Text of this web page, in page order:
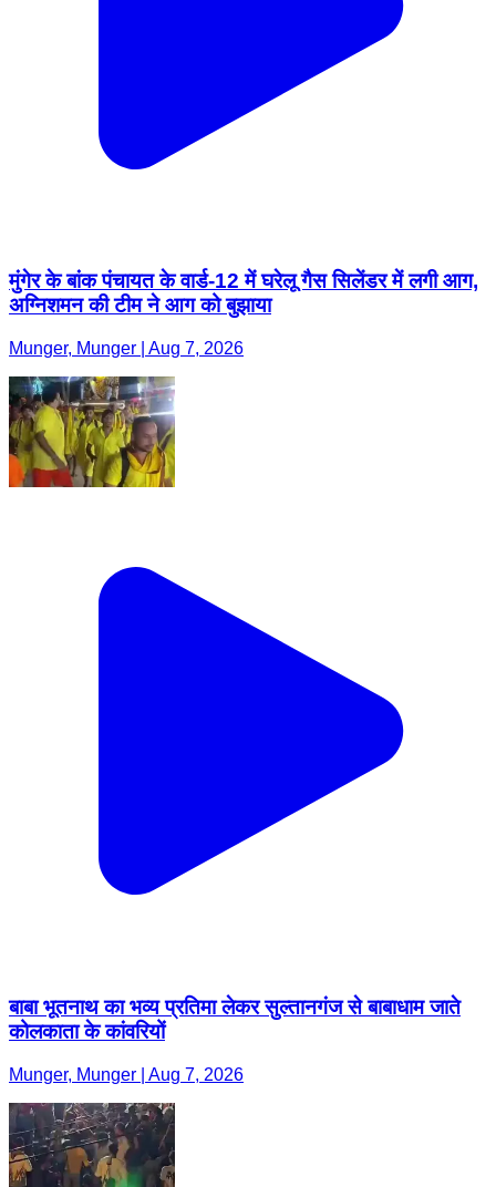
मुंगेर के बांक पंचायत के वार्ड-12 में घरेलू गैस सिलेंडर में लगी आग,
अग्निशमन की टीम ने आग को बुझाया
Munger, Munger | Aug 7, 2026
बाबा भूतनाथ का भव्य प्रतिमा लेकर सुल्तानगंज से बाबाधाम जाते
कोलकाता के कांवरियों
Munger, Munger | Aug 7, 2026